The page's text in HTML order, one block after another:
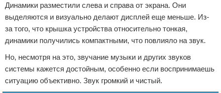
Динамики разместили слева и справа от экрана. Они
выделяются и визуально делают дисплей еще меньше. Из-
за того, что крышка устройства относительно тонкая,
динамики получились компактными, что повлияло на звук.
Но, несмотря на это, звучание музыки и других звуков
системы кажется достойным, особенно если воспринимаешь
ситуацию объективно. Звук громкий и чистый.